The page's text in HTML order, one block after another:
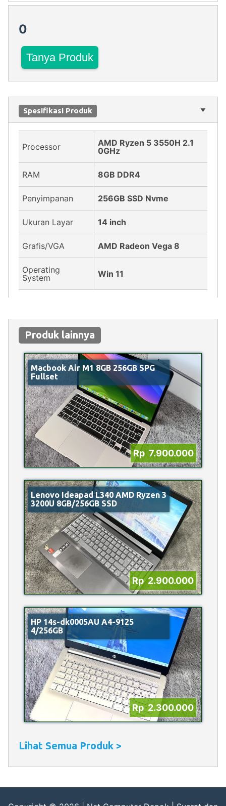
0
Tanya Produk
Spesifikasi Produk
Processor
AMD Ryzen 5 3550H 2.1
0GHz
RAM 8GB DDR4
Penyimpanan 256GB SSD Nvme
Ukuran Layar 14 inch
Grafis/VGA AMD Radeon Vega 8
Operating
System
Win 11
Produk lainnya
Macbook Air M1 8GB 256GB SPG
Fullset
Rp 7.900.000
Lenovo Ideapad L340 AMD Ryzen 3
3200U 8GB/256GB SSD
Rp 2.900.000
HP 14s-dk0005AU A4-9125
4/256GB
Rp 2.300.000
Lihat Semua Produk >